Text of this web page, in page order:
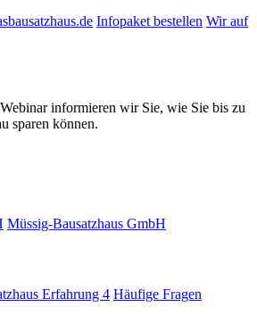
Infopaket bestellen Wir auf
informieren wir Sie, wie Sie bis zu
sparen können.
Müssig-Bausatzhaus GmbH
Erfahrung 4 Häufige Fragen